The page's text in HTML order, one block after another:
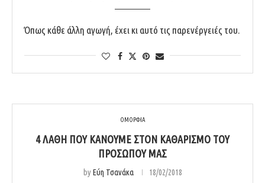
Όπως κάθε άλλη αγωγή, έχει κι αυτό τις παρενέργειές του.
ΟΜΟΡΦΙΑ
4 ΛΆΘΗ ΠΟΥ ΚΆΝΟΥΜΕ ΣΤΟΝ ΚΑΘΑΡΙΣΜΌ ΤΟΥ
ΠΡΟΣΏΠΟΥ ΜΑΣ
byΕύη Τσανάκα 18/02/2018